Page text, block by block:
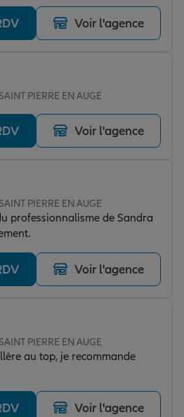
Voir l'agence
PIERRE EN AUGE
Voir l'agence
PIERRE EN AUGE
professionnalisme de Sandra
Voir l'agence
PIERRE EN AUGE
au top, je recommande
Voir l'agence